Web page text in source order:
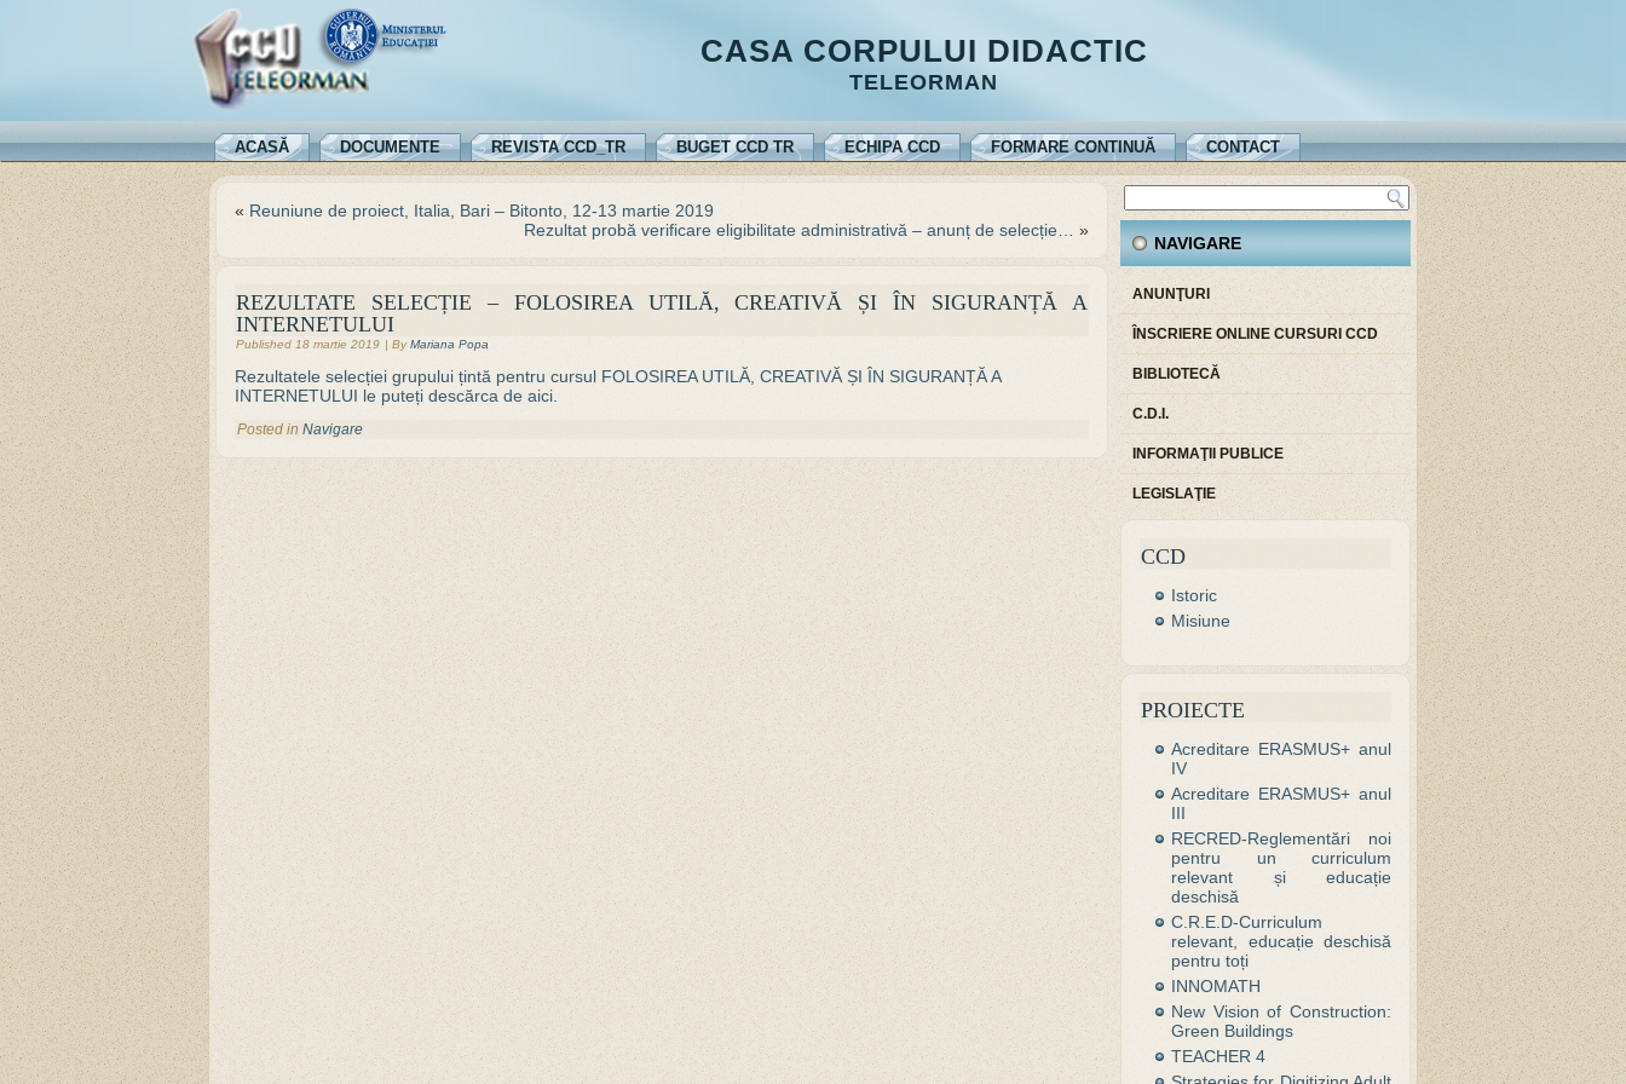
CASA CORPULUI DIDACTIC
TELEORMAN
ACASĂ DOCUMENTE REVISTA CCD_TR BUGET CCD TR ECHIPA CCD FORMARE CONTINUĂ CONTACT
« Reuniune de proiect, Italia, Bari – Bitonto, 12-13 martie 2019
Rezultat probă verificare eligibilitate administrativă – anunț de selecție…
»
REZULTATE SELECȚIE – FOLOSIREA UTILĂ, CREATIVĂ ȘI ÎN SIGURANȚĂ A
INTERNETULUI
Published 18 martie 2019 | By Mariana Popa
Rezultatele selecției grupului țintă pentru cursul FOLOSIREA UTILĂ, CREATIVĂ ȘI ÎN SIGURANȚĂ A
INTERNETULUI le puteți descărca de aici.
Posted in Navigare
NAVIGARE
ANUNŢURI
ÎNSCRIERE ONLINE CURSURI CCD
BIBLIOTECĂ
C.D.I.
INFORMAŢII PUBLICE
LEGISLAŢIE
CCD
Istoric
Misiune
PROIECTE
Acreditare ERASMUS+ anul
IV
Acreditare ERASMUS+ anul
III
RECRED-Reglementări noi
pentru un curriculum
relevant și educație
deschisă
C.R.E.D-Curriculum
relevant, educație deschisă
pentru toți
INNOMATH
New Vision of Construction:
Green Buildings
TEACHER 4